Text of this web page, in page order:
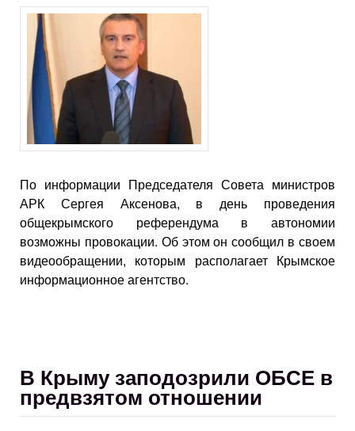
По информации Председателя Совета министров
АРК Сергея Аксенова, в день проведения
общекрымского референдума в автономии
возможны провокации. Об этом он сообщил в своем
видеообращении, которым располагает Крымское
информационное агентство.
В Крыму заподозрили ОБСЕ в
предвзятом отношении